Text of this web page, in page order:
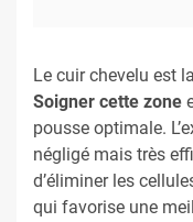
Le cuir chevelu est
Soigner cette zone
pousse optimale.
négligé mais très
d’éliminer les
qui favorise une